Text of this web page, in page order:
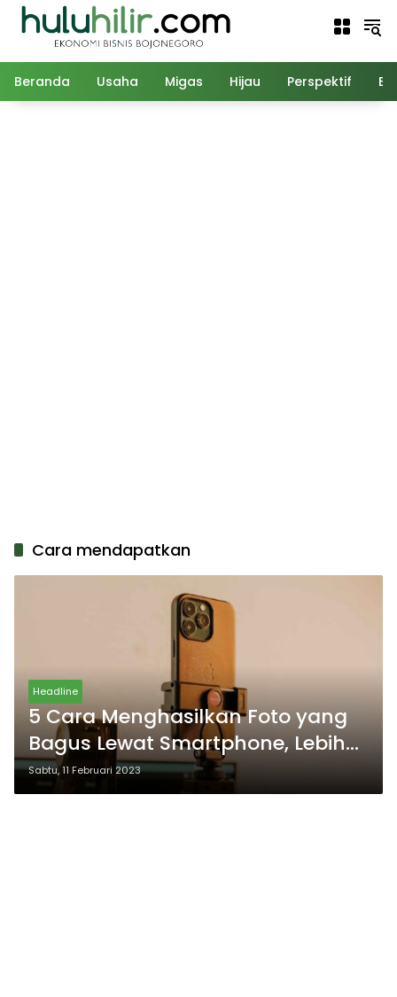
Langsung
Beranda Usaha Migas Hijau Perspektif
Cara mendapatkan
Headline
5 Cara Menghasilkan Foto yang
Bagus Lewat Smartphone, Lebih
Indah
Sabtu, 11 Februari 2023